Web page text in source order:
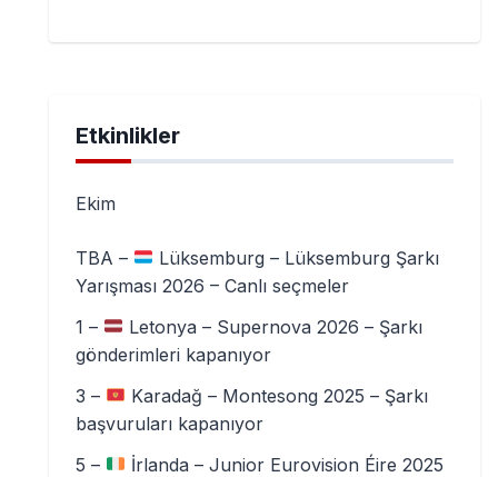
Etkinlikler
Ekim
TBA –
Lüksemburg – Lüksemburg Şarkı
Yarışması 2026 – Canlı seçmeler
1 –
Letonya – Supernova 2026 – Şarkı
gönderimleri kapanıyor
3 –
Karadağ – Montesong 2025 – Şarkı
başvuruları kapanıyor
5 –
İrlanda – Junior Eurovision Éire 2025